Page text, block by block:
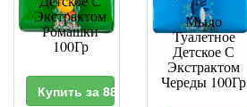
Экстрактом
Ромашки
100Гр
Купить за 88 RUR
Мыло
Туалетное
Детское С
Экстрактом
Череды 100Гр